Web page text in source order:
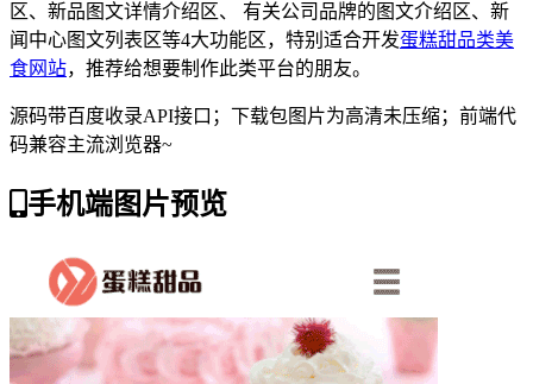
区、新品图文详情介绍区、 有关公司品牌的图文介绍区、新
闻中心图文列表区等4大功能区，特别适合开发蛋糕甜品类美
食网站，推荐给想要制作此类平台的朋友。
源码带百度收录API接口；下载包图片为高清未压缩；前端代
码兼容主流浏览器~
手机端图片预览